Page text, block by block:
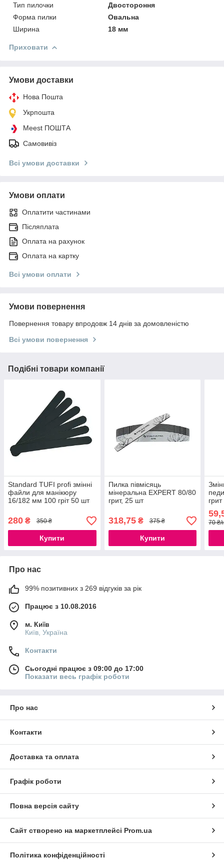
Тип пилочки
Двостороння
Форма пилки
Овальна
Ширина
18 мм
Приховати
Умови доставки
Нова Пошта
Укрпошта
Meest ПОШТА
Самовивіз
Всі умови доставки
Умови оплати
Оплатити частинами
Післяплата
Оплата на рахунок
Оплата на картку
Всі умови оплати
Умови повернення
Повернення товару впродовж 14 днів за домовленістю
Всі умови повернення
Подібні товари компанії
Standard TUFI profi змінні
файли для манікюру
16/182 мм 100 гріт 50 шт
280 ₴ 350 ₴
Купити
Пилка півмісяць
мінеральна EXPERT 80/80
грит, 25 шт
318,75₴ 375 ₴
Купити
шт)
70 ₴/
Про нас
99% позитивних з 269 відгуків за рік
Працює з 10.08.2016
м. Київ
Київ, Україна
Контакти
Сьогодні працює з 09:00 до 17:00
Показати весь графік роботи
Про нас
Контакти
Доставка та оплата
Графік роботи
Повна версія сайту
Сайт створено на маркетплейсі Prom.ua
Політика конфіденційності